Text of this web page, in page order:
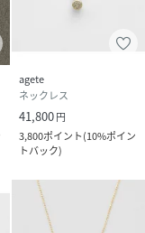
agete
ネックレス
41,800円
3,800ポイント(10%ポイン
トバック)